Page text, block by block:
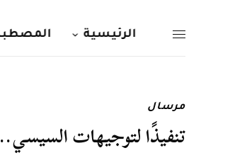
الرئيسية
مرسال
تنفيذًا لتوجيهات السيسي..